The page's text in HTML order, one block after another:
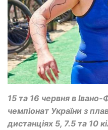
15 та 16 червня в
чемпіонат України з
дистанціях 5, 7.5 та 10